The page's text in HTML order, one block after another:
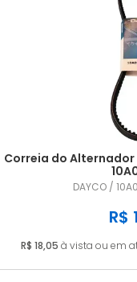
Correia do Alternador
DAYCO /
R$
R$ 18,05 à vista ou em